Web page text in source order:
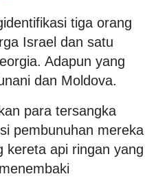
tiga orang
Israel dan satu
Adapun yang
dan Moldova.
para tersangka
pembunuhan mereka
kereta api ringan yang